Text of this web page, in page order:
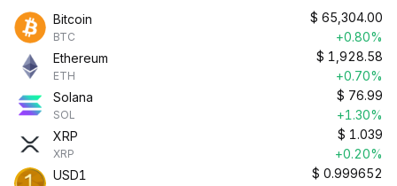
Bitcoin
BTC
$ 65,304.00
+0.80%
Ethereum
ETH
$ 1,928.58
+0.70%
Solana
SOL
$ 76.99
+1.30%
XRP
XRP
$ 1.039
+0.20%
USD1
$ 0.999652